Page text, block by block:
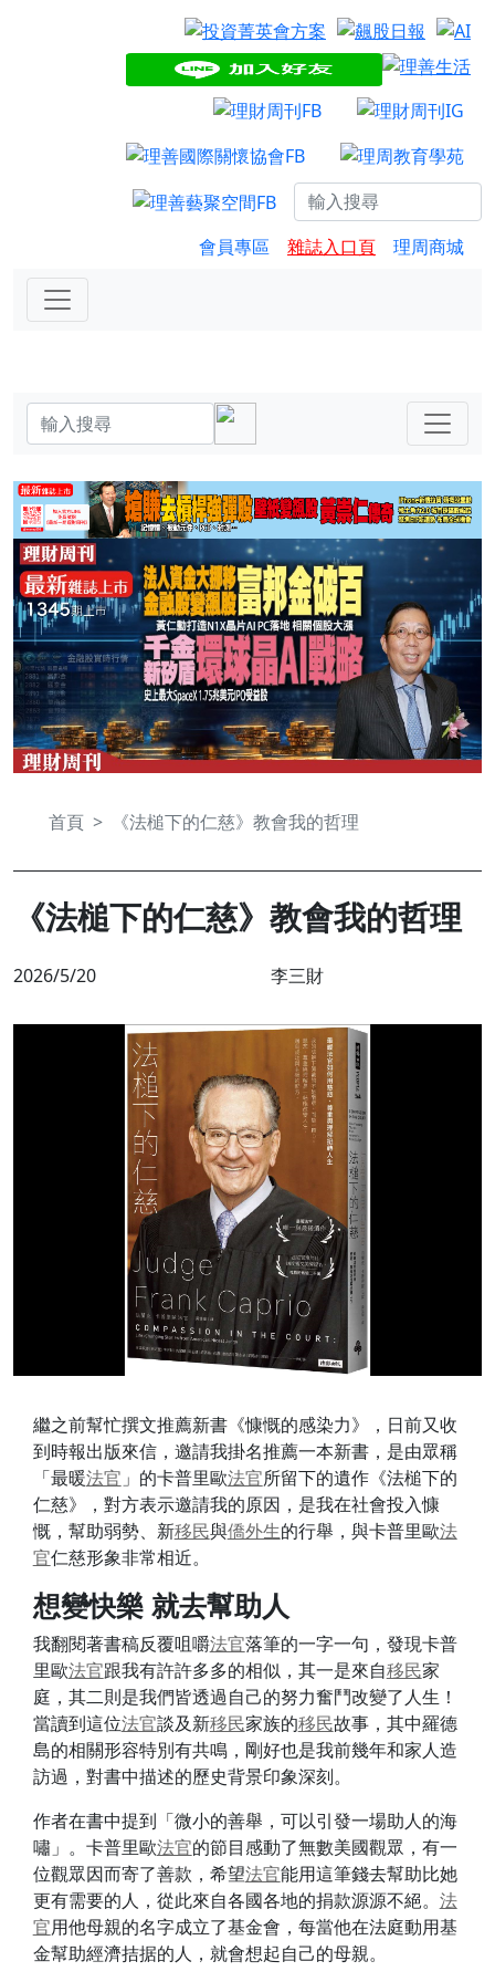
會員專區 雜誌入口頁 理周商城
首頁 《法槌下的仁慈》教會我的哲理
《法槌下的仁慈》教會我的哲理
2026/5/20 李三財
繼之前幫忙撰文推薦新書《慷慨的感染力》，日前又收
到時報出版來信，邀請我掛名推薦一本新書，是由眾稱
「最暖法官」的卡普里歐法官所留下的遺作《法槌下的
仁慈》，對方表示邀請我的原因，是我在社會投入慷
慨，幫助弱勢、新移民與僑外生的行舉，與卡普里歐法
官仁慈形象非常相近。
想變快樂 就去幫助人
我翻閱著書稿反覆咀嚼法官落筆的一字一句，發現卡普
里歐法官跟我有許許多多的相似，其一是來自移民家
庭，其二則是我們皆透過自己的努力奮鬥改變了人生！
當讀到這位法官談及新移民家族的移民故事，其中羅德
島的相關形容特別有共鳴，剛好也是我前幾年和家人造
訪過，對書中描述的歷史背景印象深刻。
作者在書中提到「微小的善舉，可以引發一場助人的海
嘯」。卡普里歐法官的節目感動了無數美國觀眾，有一
位觀眾因而寄了善款，希望法官能用這筆錢去幫助比她
更有需要的人，從此來自各國各地的捐款源源不絕。 法
官用他母親的名字成立了基金會，每當他在法庭動用基
金幫助經濟拮据的人，就會想起自己的母親。